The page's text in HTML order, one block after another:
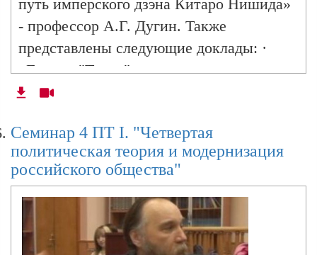
путь имперского дзэна Китаро Нишида»
- профессор А.Г. Дугин. Также
представлены следующие доклады: ·
«Группа "Телос" и шмиттеанство в
США: идеи Шмитта как орудие
кафедры социологии международных
отношений социологического факультета
МГУ Александр Бовдунов; · «Карл
Шмитт и Владислав Сурков: мерцание
Политического» - эксперт Центра
консервативных исследований Алексей
Cеминар 4 ПТ I. "Четвертая
политическая теория и модернизация
российского общества"